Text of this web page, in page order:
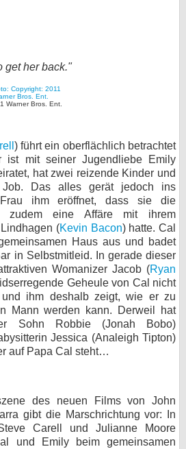
get her back."
Warner Bros. Ent.
) führt ein oberflächlich betrachtet
ist mit seiner Jugendliebe Emily
hat zwei reizende Kinder und
Das alles gerät jedoch ins
ihm eröffnet, dass sie die
zudem eine Affäre mit ihrem
(Kevin Bacon) hatte. Cal
Haus aus und badet
in Selbstmitleid. In gerade dieser
Womanizer Jacob (Ryan
Geheule von Cal nicht
und ihm deshalb zeigt, wie er zu
Mann werden kann. Derweil hat
Sohn Robbie (Jonah Bobo)
Jessica (Analeigh Tipton)
auf Papa Cal steht…
des neuen Films von John
gibt die Marschrichtung vor: In
Carell und Julianne Moore
und Emily beim gemeinsamen
Forum
bei X
Kontakt
Nutzungsbedingungen
Datenschutz
Cookie-Einstellungen
Impressum
Desktop-Ansicht
myFanbase